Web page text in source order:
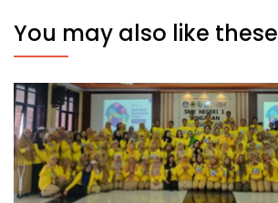
You may also like these